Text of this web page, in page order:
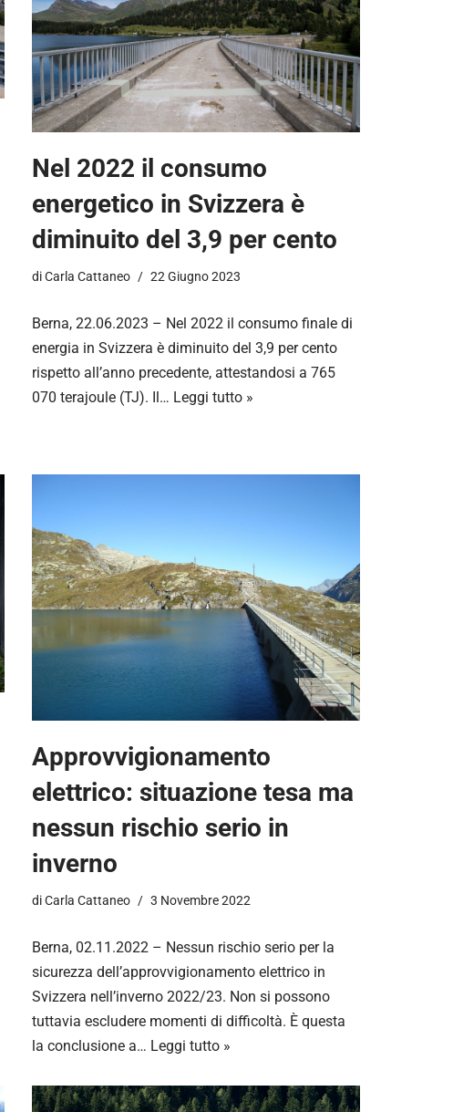
Nel 2022 il consumo
energetico in Svizzera è
diminuito del 3,9 per cento
diCarla Cattaneo 22 Giugno 2023
Berna, 22.06.2023 – Nel 2022 il consumo finale di
energia in Svizzera è diminuito del 3,9 per cento
rispetto all’anno precedente, attestandosi a 765
070 terajoule (TJ). Il… Leggi tutto »
Approvvigionamento
elettrico: situazione tesa ma
nessun rischio serio in
inverno
diCarla Cattaneo 3 Novembre 2022
Berna, 02.11.2022 – Nessun rischio serio per la
sicurezza dell’approvvigionamento elettrico in
Svizzera nell’inverno 2022/23. Non si possono
tuttavia escludere momenti di difficoltà. È questa
la conclusione a… Leggi tutto »